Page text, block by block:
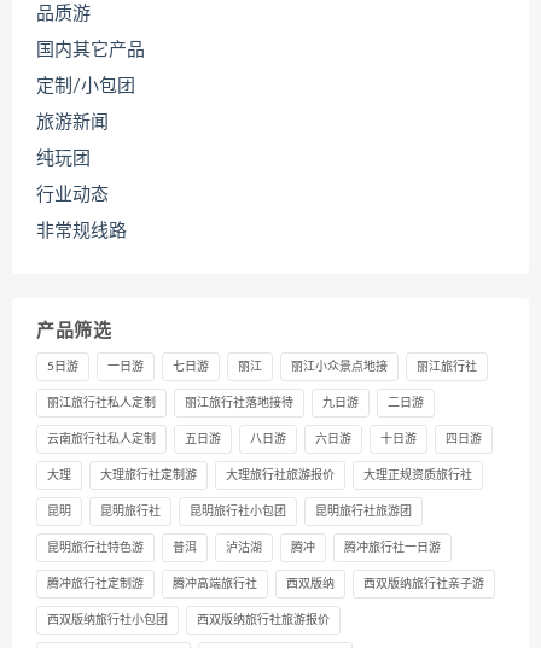
品质游
国内其它产品
定制/小包团
旅游新闻
纯玩团
行业动态
非常规线路
产品筛选
5日游 一日游 七日游 丽江 丽江小众景点地接 丽江旅行社
丽江旅行社私人定制 丽江旅行社落地接待 九日游 二日游
云南旅行社私人定制 五日游 八日游 六日游 十日游 四日游
大理 大理旅行社定制游 大理旅行社旅游报价 大理正规资质旅行社
昆明 昆明旅行社 昆明旅行社小包团 昆明旅行社旅游团
昆明旅行社特色游 普洱 泸沽湖 腾冲 腾冲旅行社一日游
腾冲旅行社定制游 腾冲高端旅行社 西双版纳 西双版纳旅行社亲子游
西双版纳旅行社小包团 西双版纳旅行社旅游报价